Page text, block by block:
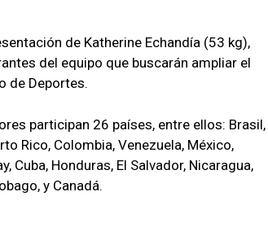
de Katherine Echandía (53 kg),
del equipo que buscarán ampliar el
de Deportes.
participan 26 países, entre ellos: Brasil,
Rico, Colombia, Venezuela, México,
Cuba, Honduras, El Salvador, Nicaragua,
y Canadá.